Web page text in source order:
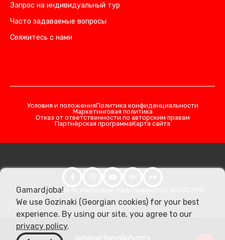
Запрос на индивидуальный тур
Часто задаваемые вопросы
Свяжитесь с нами
Условия и положенияПолитика конфиденциальности
Маркетинговая политика
Отказ от ответственности по авторским правам
Партнёрская программаКарта сайта
© 2026 Georgia.to. Налоговый идентификатор: 406357981
Gamardjoba!
We use Gozinaki (Georgian cookies) for your best
experience. By using our site, you agree to our
privacy policy.